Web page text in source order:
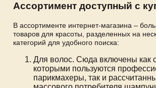
Ассортимент доступный с
В ассортименте интернет-магазина –
товаров для красоты, разделенных на
категорий для удобного поиска:
Для волос. Сюда включены как
которыми пользуются
парикмахеры, так и